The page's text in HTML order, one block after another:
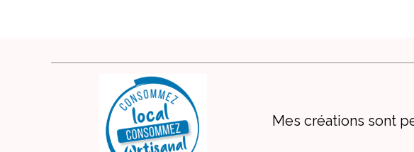
Mes créations sont